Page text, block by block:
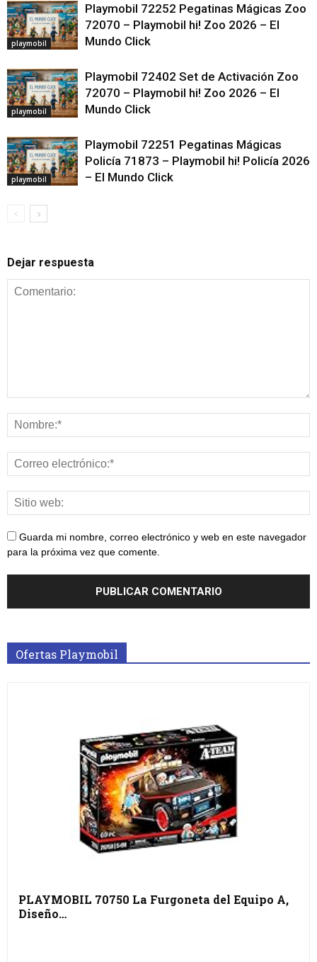
playmobil
Playmobil 72252 Pegatinas Mágicas Zoo
72070 – Playmobil hi! Zoo 2026 – El
Mundo Click
playmobil
Playmobil 72402 Set de Activación Zoo
72070 – Playmobil hi! Zoo 2026 – El
Mundo Click
playmobil
Playmobil 72251 Pegatinas Mágicas
Policía 71873 – Playmobil hi! Policía 2026
– El Mundo Click
Dejar respuesta
Guarda mi nombre, correo electrónico y web en este navegador
para la próxima vez que comente.
Ofertas Playmobil
PLAYMOBIL 70750 La Furgoneta del Equipo A,
Diseño…